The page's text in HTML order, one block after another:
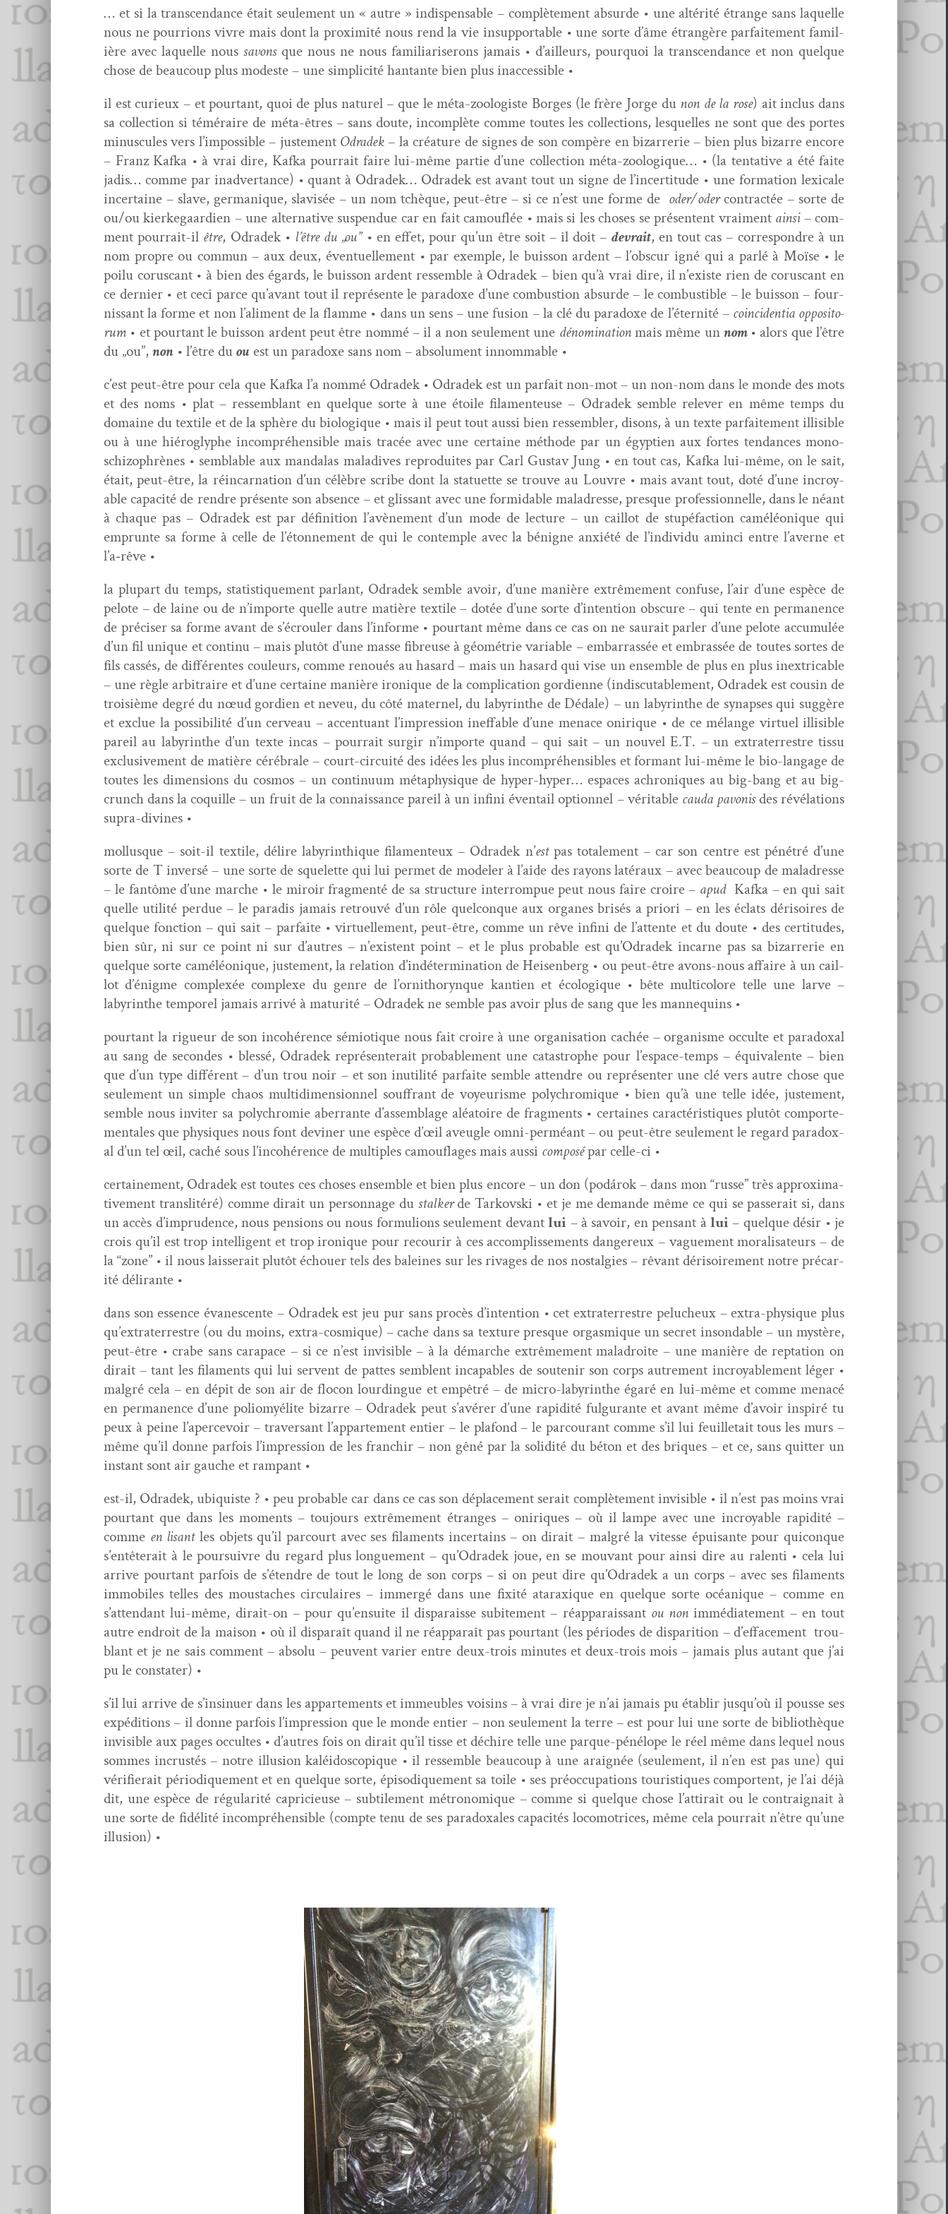
… et si la tran­scen­dance était seule­ment un « autre » indis­pens­able – com­plète­ment absurde • une altérité étrange sans laque­lle
nous ne pour­rions vivre mais dont la prox­im­ité nous rend la vie insup­port­able • une sorte d’âme étrangère par­faite­ment famil­
ière avec laque­lle nous savonsque nous ne nous famil­iaris­erons jamais • d’ailleurs, pourquoi la tran­scen­dance et non quelque
chose de beau­coup plus mod­este – une sim­plic­ité han­tante bien plus inaccessible •
il est curieux – et pour­tant, quoi de plus naturel – que le méta-zool­o­giste Borges (le frère Jorge du non de la rose) ait inclus dans
sa col­lec­tion si téméraire de méta-êtres – sans doute, incom­plète comme toutes les col­lec­tions, lesquelles ne sont que des portes
minus­cules vers l’impossible – juste­ment Odradek– la créa­ture de signes de son com­père en bizarrerie – bien plus bizarre encore
– Franz Kaf­ka • à vrai dire, Kaf­ka pour­rait faire lui-même par­tie d’une col­lec­tion méta-zoologique… • (la ten­ta­tive a été faite
jadis… comme par inad­ver­tance) • quant à Odradek… Odradek est avant tout un signe de l’incertitude • une for­ma­tion lex­i­cale
incer­taine – slave, ger­manique, slav­isée – un nom tchèque, peut-être – si ce n’est une forme de oder/odercon­trac­tée – sorte de
ou/ou kierkegaar­di­en – une alter­na­tive sus­pendue car en fait cam­ou­flée • mais si les choses se présen­tent vrai­ment ain­si– com­
ment pour­rait-il être, Odradek • l’être du „ou”• en effet, pour qu’un être soit – il doit – devrait, en tout cas – cor­re­spon­dre à un
nom pro­pre ou com­mun – aux deux, éventuelle­ment • par exem­ple, le buis­son ardent – l’obscur igné qui a par­lé à Moïse • le
poilu cor­us­cant • à bien des égards, le buis­son ardent ressem­ble à Odradek – bien qu’à vrai dire, il n’existe rien de cor­us­cant en
ce dernier • et ceci parce qu’avant tout il représente le para­doxe d’une com­bus­tion absurde – le com­bustible – le buis­son – four­
nissant la forme et non l’aliment de la flamme • dans un sens – une fusion – la clé du para­doxe de l’éternité – coin­ci­den­tia oppos­i­to­
rum • et pour­tant le buis­son ardent peut être nom­mé – il a non seule­ment une dénom­i­na­tionmais même unnom • alors que l’être
du „ou”, non • l’être duouest un para­doxe sans nom – absol­u­ment innommable •
c’est peut-être pour cela que Kaf­ka l’a nom­mé Odradek • Odradek est un par­fait non-mot – un non-nom dans le monde des mots
et des noms • plat – ressem­blant en quelque sorte à une étoile fil­a­menteuse – Odradek sem­ble relever en même temps du
domaine du tex­tile et de la sphère du biologique • mais il peut tout aus­si bien ressem­bler, dis­ons, à un texte par­faite­ment illis­i­ble
ou à une hiéro­glyphe incom­préhen­si­ble mais tracée avec une cer­taine méth­ode par un égyp­tien aux fortes ten­dances mono­
schiz­o­phrènes • sem­blable aux man­dalas mal­adives repro­duites par Carl Gus­tav Jung • en tout cas, Kaf­ka lui-même, on le sait,
était, peut-être, la réin­car­na­tion d’un célèbre scribe dont la stat­uette se trou­ve au Lou­vre • mais avant tout, doté d’une incroy­
able capac­ité de ren­dre présente son absence – et glis­sant avec une for­mi­da­ble mal­adresse, presque pro­fes­sion­nelle, dans le néant
à chaque pas – Odradek est par déf­i­ni­tion l’avènement d’un mode de lec­ture – un cail­lot de stupé­fac­tion caméléonique qui
emprunte sa forme à celle de l’étonnement de qui le con­tem­ple avec la bénigne anx­iété de l’individu amin­ci entre l’averne et
l’a‑rêve •
la plu­part du temps, sta­tis­tique­ment par­lant, Odradek sem­ble avoir, d’une manière extrême­ment con­fuse, l’air d’une espèce de
pelote – de laine ou de n’importe quelle autre matière tex­tile – dotée d’une sorte d’intention obscure – qui tente en per­ma­nence
de pré­cis­er sa forme avant de s’écrouler dans l’informe • pour­tant même dans ce cas on ne saurait par­ler d’une pelote accu­mulée
d’un fil unique et con­tinu – mais plutôt d’une masse fibreuse à géométrie vari­able – embar­rassée et embrassée de toutes sortes de
fils cassés, de dif­férentes couleurs, comme renoués au hasard – mais un hasard qui vise un ensem­ble de plus en plus inex­tri­ca­ble
– une règle arbi­traire et d’une cer­taine manière ironique de la com­pli­ca­tion gor­di­enne (indis­cutable­ment, Odradek est cousin de
troisième degré du nœud gor­di­en et neveu, du côté mater­nel, du labyrinthe de Dédale) – un labyrinthe de synaps­es qui sug­gère
et exclue la pos­si­bil­ité d’un cerveau – accen­tu­ant l’impression inef­fa­ble d’une men­ace onirique • de ce mélange virtuel illis­i­ble
pareil au labyrinthe d’un texte incas – pour­rait sur­gir n’importe quand – qui sait – un nou­v­el E.T. – un extrater­restre tis­su
exclu­sive­ment de matière cérébrale – court-cir­cuité des idées les plus incom­préhen­si­bles et for­mant lui-même le bio-lan­gage de
toutes les dimen­sions du cos­mos – un con­tin­u­um méta­physique de hyper-hyper… espaces achroniques au big-bang et au big-
crunch dans la coquille – un fruit de la con­nais­sance pareil à un infi­ni éven­tail option­nel – véri­ta­ble cau­da pavo­nisdes révéla­tions
supra-divines •
mol­lusque – soit-il tex­tile, délire labyrinthique fil­a­menteux – Odradek n’est pas totale­ment – car son cen­tre est pénétré d’une
sorte de T inver­sé – une sorte de squelette qui lui per­met de mod­el­er à l’aide des rayons latéraux – avec beau­coup de mal­adresse
– le fan­tôme d’une marche • le miroir frag­men­té de sa struc­ture inter­rompue peut nous faire croire – apud Kaf­ka – en qui sait
quelle util­ité per­due – le par­adis jamais retrou­vé d’un rôle quel­conque aux organes brisés a pri­ori – en les éclats dérisoires de
quelque fonc­tion – qui sait – par­faite • virtuelle­ment, peut-être, comme un rêve infi­ni de l’attente et du doute • des cer­ti­tudes,
bien sûr, ni sur ce point ni sur d’autres – n’existent point – et le plus prob­a­ble est qu’Odradek incar­ne pas sa bizarrerie en
quelque sorte caméléonique, juste­ment, la rela­tion d’indétermination de Heisen­berg • ou peut-être avons-nous affaire à un cail­
lot d’énigme com­plexée com­plexe du genre de l’ornithorynque kantien et écologique • bête mul­ti­col­ore telle une larve –
labyrinthe tem­porel jamais arrivé à matu­rité – Odradek ne sem­ble pas avoir plus de sang que les mannequins •
pour­tant la rigueur de son inco­hérence sémi­o­tique nous fait croire à une organ­i­sa­tion cachée – organ­isme occulte et para­dox­al
au sang de sec­on­des • blessé, Odradek représen­terait prob­a­ble­ment une cat­a­stro­phe pour l’espace-temps – équiv­a­lente – bien
que d’un type dif­férent – d’un trou noir – et son inutil­ité par­faite sem­ble atten­dre ou représen­ter une clé vers autre chose que
seule­ment un sim­ple chaos mul­ti­di­men­sion­nel souf­frant de voyeurisme poly­chromique • bien qu’à une telle idée, juste­ment,
sem­ble nous inviter sa poly­chromie aber­rante d’assemblage aléa­toire de frag­ments • cer­taines car­ac­téris­tiques plutôt com­porte­
men­tales que physiques nous font devin­er une espèce d’œil aveu­gle omni-per­méant – ou peut-être seule­ment le regard para­dox­
al d’un tel œil, caché sous l’incohérence de mul­ti­ples cam­ou­flages mais aus­si com­posépar celle-ci •
cer­taine­ment, Odradek est toutes ces choses ensem­ble et bien plus encore – un don (podárok – dans mon “russe” très approx­i­ma­
tive­ment translitéré) comme dirait un per­son­nage du stalk­erde Tarkovs­ki • et je me demande même ce qui se passerait si, dans
un accès d’imprudence, nous pen­sions ou nous for­mulions seule­ment devantlui – à savoir, en pen­sant àlui – quelque désir • je
crois qu’il est trop intel­li­gent et trop ironique pour recourir à ces accom­plisse­ments dan­gereux – vague­ment moral­isa­teurs – de
la “zone” • il nous lais­serait plutôt échouer tels des baleines sur les rivages de nos nos­tal­gies – rêvant dérisoire­ment notre pré­car­
ité délirante •
dans son essence évanes­cente – Odradek est jeu pur sans procès d’intention • cet extrater­restre pelucheux – extra-physique plus
qu’extraterrestre (ou du moins, extra-cos­mique) – cache dans sa tex­ture presque orgas­mique un secret insond­able – un mys­tère,
peut-être • crabe sans cara­pace – si ce n’est invis­i­ble – à la démarche extrême­ment mal­adroite – une manière de rep­ta­tion on
dirait – tant les fil­a­ments qui lui ser­vent de pattes sem­blent inca­pables de soutenir son corps autrement incroy­able­ment léger •
mal­gré cela – en dépit de son air de flo­con lour­dingue et empêtré – de micro-labyrinthe égaré en lui-même et comme men­acé
en per­ma­nence d’une poliomyélite bizarre – Odradek peut s’avérer d’une rapid­ité ful­gu­rante et avant même d’avoir inspiré tu
peux à peine l’apercevoir – tra­ver­sant l’appartement entier – le pla­fond – le par­courant comme s’il lui feuil­letait tous les murs –
même qu’il donne par­fois l’impression de les franchir – non gêné par la solid­ité du béton et des briques – et ce, sans quit­ter un
instant sont air gauche et rampant •
est-il, Odradek, ubiquiste ? • peu prob­a­ble car dans ce cas son déplace­ment serait com­plète­ment invis­i­ble • il n’est pas moins vrai
pour­tant que dans les moments – tou­jours extrême­ment étranges – oniriques – où il lampe avec une incroy­able rapid­ité –
comme en lisantles objets qu’il par­court avec ses fil­a­ments incer­tains – on dirait – mal­gré la vitesse épuisante pour quiconque
s’entêterait à le pour­suiv­re du regard plus longue­ment – qu’Odradek joue, en se mou­vant pour ain­si dire au ralen­ti • cela lui
arrive pour­tant par­fois de s’étendre de tout le long de son corps – si on peut dire qu’Odradek a un corps – avec ses fil­a­ments
immo­biles telles des mous­tach­es cir­cu­laires – immergé dans une fix­ité atarax­ique en quelque sorte océanique – comme en
s’attendant lui-même, dirait-on – pour qu’ensuite il dis­paraisse subite­ment – réap­pa­rais­sant ou non immé­di­ate­ment – en tout
autre endroit de la mai­son • où il dis­paraît quand il ne réap­pa­raît pas pour­tant (les péri­odes de dis­pari­tion – d’effacement trou­
blant et je ne sais com­ment – absolu – peu­vent vari­er entre deux-trois min­utes et deux-trois mois – jamais plus autant que j’ai
pu le constater) •
s’il lui arrive de s’insinuer dans les apparte­ments et immeubles voisins – à vrai dire je n’ai jamais pu établir jusqu’où il pousse ses
expédi­tions – il donne par­fois l’impression que le monde entier – non seule­ment la terre – est pour lui une sorte de bib­lio­thèque
invis­i­ble aux pages occultes • d’autres fois on dirait qu’il tisse et déchire telle une par­que-péné­lope le réel même dans lequel nous
sommes incrustés – notre illu­sion kaléi­do­scopique • il ressem­ble beau­coup à une araignée (seule­ment, il n’en est pas une) qui
véri­fierait péri­odique­ment et en quelque sorte, épisodique­ment sa toile • ses préoc­cu­pa­tions touris­tiques com­por­tent, je l’ai déjà
dit, une espèce de régu­lar­ité capricieuse – sub­tile­ment métronomique – comme si quelque chose l’attirait ou le con­traig­nait à
une sorte de fidél­ité incom­préhen­si­ble (compte tenu de ses para­doxales capac­ités loco­motri­ces, même cela pour­rait n’être qu’une
illusion) •